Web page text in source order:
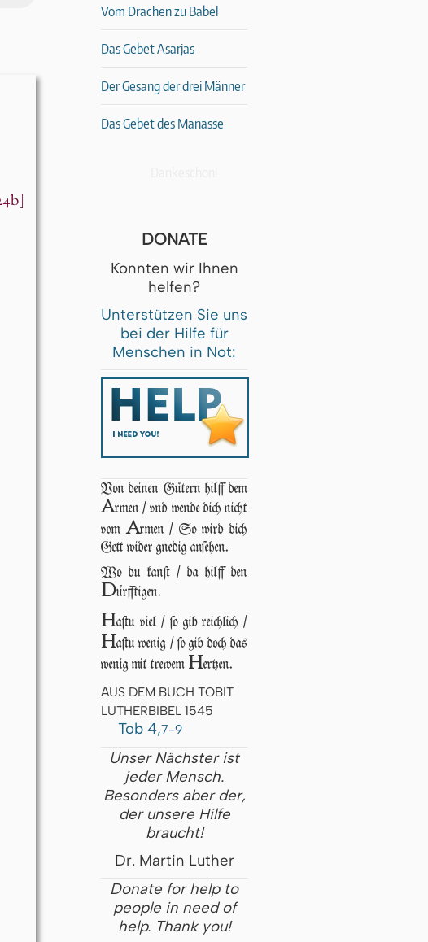
Vom Drachen zu Babel
Das Gebet Asarjas
Der Gesang der drei Männer
Das Gebet des Manasse
DONATE
Konnten wir Ihnen
helfen?
Unterstützen Sie uns
bei der Hilfe für
Menschen in Not:
Von deinen Gütern hilff dem
Armen / vnd wende dich nicht
vomArmen / So wird dich
Gott wider gnedig anſehen.
Wo du kanſt / da hilff den
Dürfftigen.
Haſtu viel / ſo gib reichlich /
Haſtu wenig / ſo gib doch das
wenig mit trewem Hertzen.
AUS DEM BUCH TOBIT
LUTHERBIBEL 1545
Tob 4,7-9
Unser Nächster ist
jeder Mensch.
Besonders aber der,
der unsere Hilfe
braucht!
Dr. Martin Luther
Donate for help to
people in need of
help. Thank you!